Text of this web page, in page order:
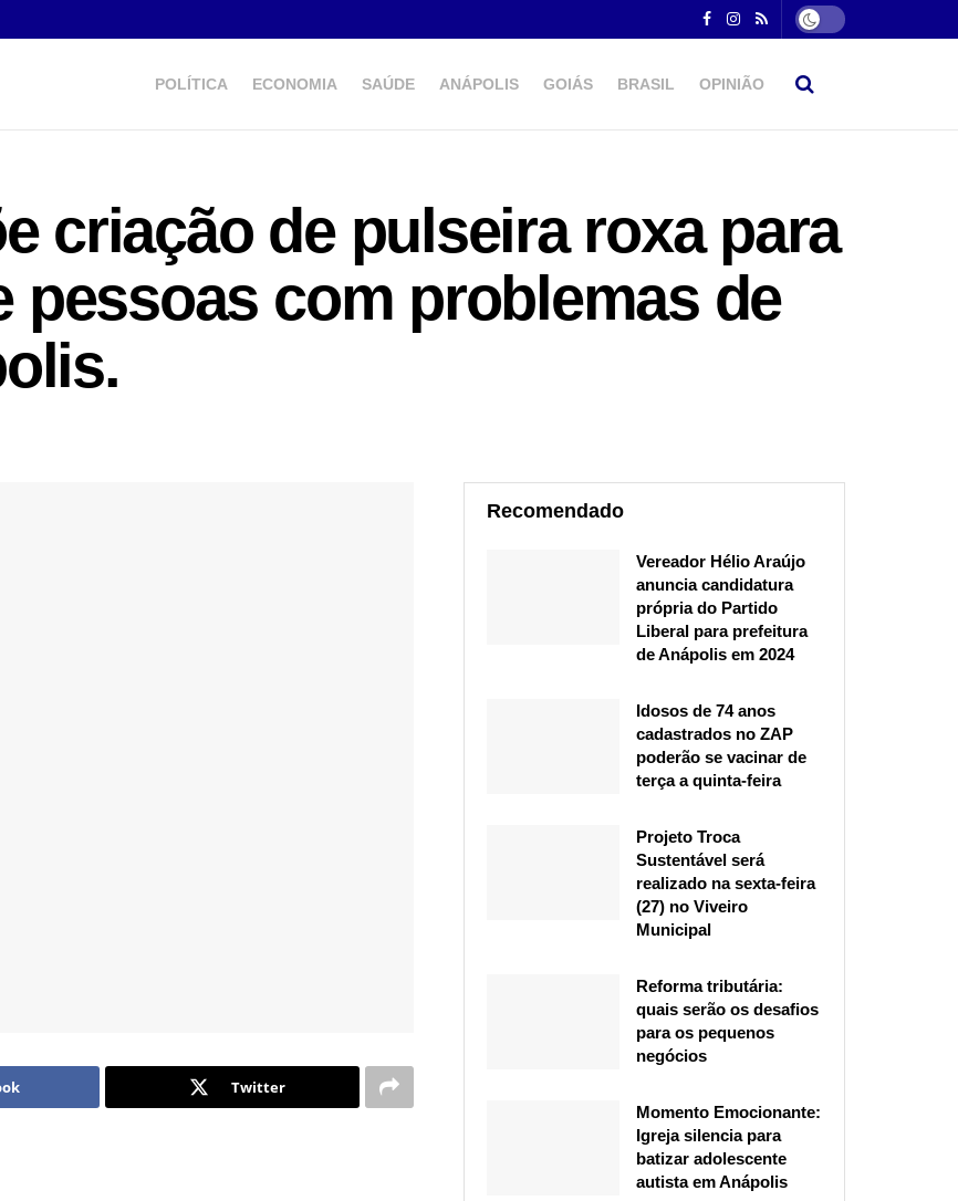
POLÍTICA ECONOMIA SAÚDE ANÁPOLIS GOIÁS BRASIL OPINIÃO
criação de pulseira roxa para
pessoas com problemas de
Twitter
Recomendado
Vereador Hélio Araújo
anuncia candidatura
própria do Partido
Liberal para prefeitura
de Anápolis em 2024
Idosos de 74 anos
cadastrados no ZAP
poderão se vacinar de
terça a quinta-feira
Projeto Troca
Sustentável será
realizado na sexta-feira
(27) no Viveiro
Municipal
Reforma tributária:
quais serão os desafios
para os pequenos
negócios
Momento Emocionante:
Igreja silencia para
batizar adolescente
autista em Anápolis